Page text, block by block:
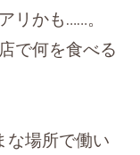
リかも……。
で何を食べる
な場所で働い